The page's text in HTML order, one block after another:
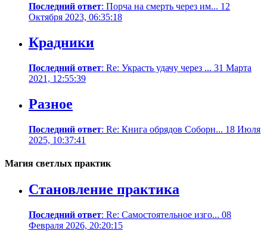
Последний ответ: Порча на смерть через им... 12
Октября 2023, 06:35:18
Крадники
Последний ответ: Re: Украсть удачу через ... 31 Марта
2021, 12:55:39
Разное
Последний ответ: Re: Книга обрядов Соборн... 18 Июля
2025, 10:37:41
Магия светлых практик
Становление практика
Последний ответ: Re: Самостоятельное изго... 08
Февраля 2026, 20:20:15